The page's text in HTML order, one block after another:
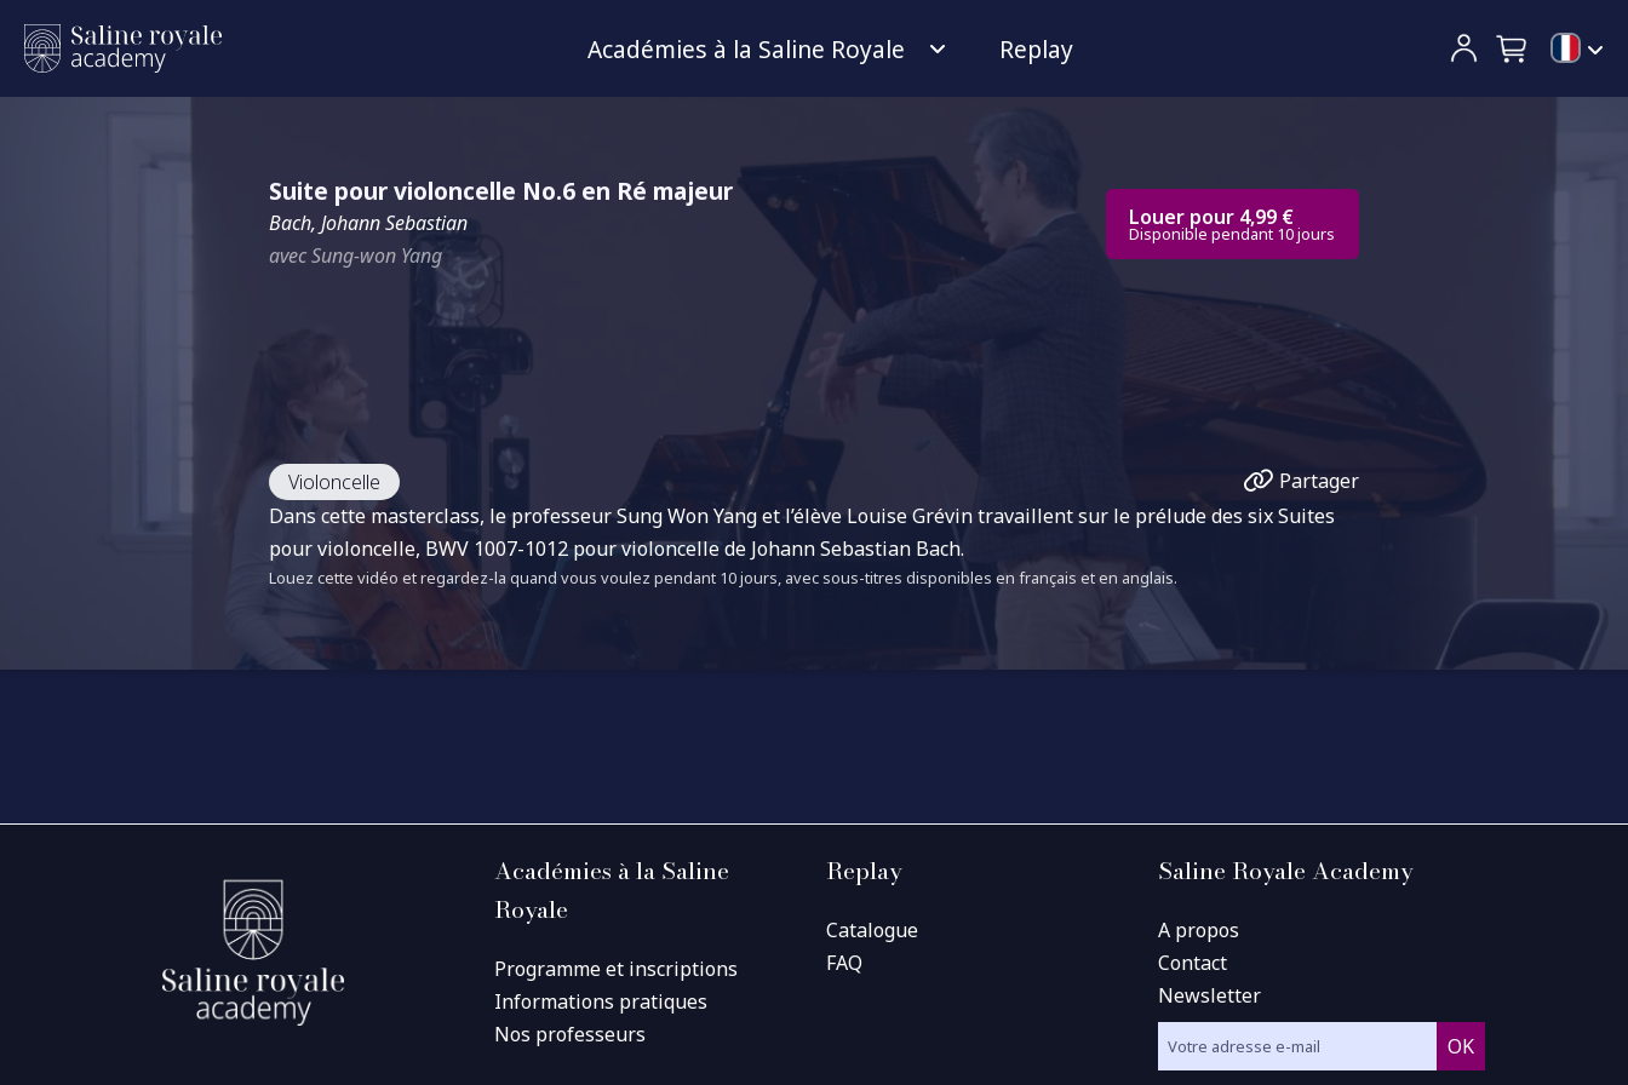
Académies à la Saline Royale Replay
Suite pour violoncelle No.6 en Ré majeur
Bach, Johann Sebastian
avec Sung-won Yang
Louer pour 4,99 €
Disponible pendant 10 jours
Violoncelle
Partager
Dans cette masterclass, le professeur Sung Won Yang et l’élève Louise Grévin travaillent sur le prélude des six Suites
pour violoncelle, BWV 1007-1012 pour violoncelle de Johann Sebastian Bach.
Louez cette vidéo et regardez-la quand vous voulez pendant 10 jours, avec sous-titres disponibles en français et en anglais.
Académies à la Saline
Royale
Programme et inscriptions
Informations pratiques
Nos professeurs
Replay
Catalogue
FAQ
Saline Royale Academy
A propos
Contact
Newsletter